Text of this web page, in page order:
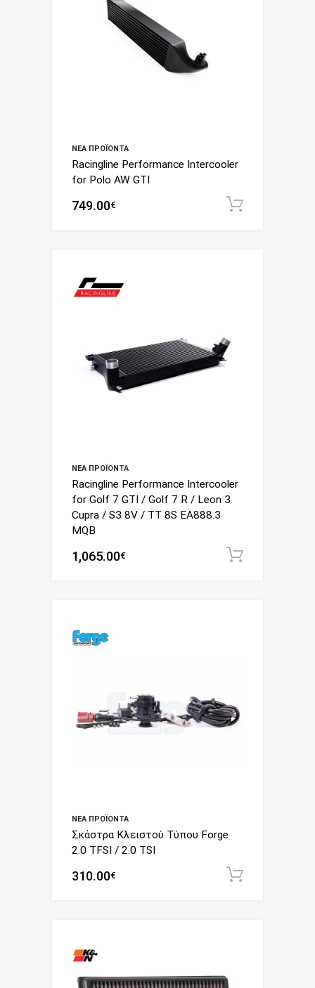
ΝΈΑ ΠΡΟΪΌΝΤΑ
Racingline Performance Intercooler
for Polo AW GTI
749.00€
ΝΈΑ ΠΡΟΪΌΝΤΑ
Racingline Performance Intercooler
for Golf 7 GTI / Golf 7 R / Leon 3
Cupra / S3 8V / TT 8S EA888.3
MQB
1,065.00€
ΝΈΑ ΠΡΟΪΌΝΤΑ
Σκάστρα Κλειστού Τύπου Forge
2.0 TFSI / 2.0 TSI
310.00€